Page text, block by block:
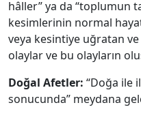
hâller” ya da “toplumun
kesimlerinin normal
veya kesintiye uğratan
olaylar ve bu olayların
Doğal Afetler: “Doğa ile
sonucunda” meydana